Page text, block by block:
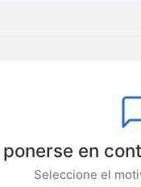
en
Seleccione el